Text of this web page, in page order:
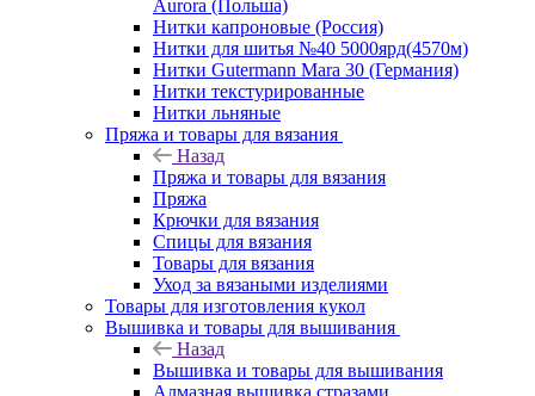
Aurora (Польша)
Нитки капроновые (Россия)
Нитки для шитья №40 5000ярд(4570м)
Нитки Gutermann Mara 30 (Германия)
Нитки текстурированные
Нитки льняные
Пряжа и товары для вязания
Назад
Пряжа и товары для вязания
Пряжа
Крючки для вязания
Спицы для вязания
Товары для вязания
Уход за вязаными изделиями
Товары для изготовления кукол
Вышивка и товары для вышивания
Назад
Вышивка и товары для вышивания
Алмазная вышивка стразами